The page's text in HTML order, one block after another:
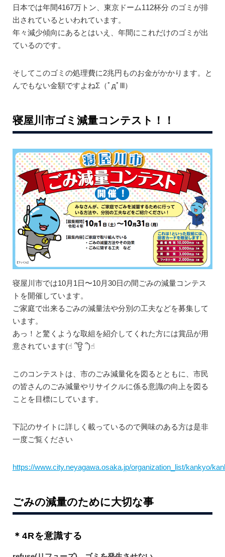
日本では年間4167万トン、東京ドーム112杯分 のゴミが排
出されているといわれています。
年々減少傾向にあるとはいえ、年間にこれだけのゴミが出
ているのです。
そしてこのゴミの処理費に2兆円ものお金がかかります。と
んでもない金額ですよねΣ（ﾟдﾟlll）
寝屋川市ゴミ減量コンテスト！！
寝屋川市では10月1日〜10月30日の間ごみの減量コンテス
トを開催しています。
ご家庭で出来るごみの減量法や分別の工夫などを募集して
います。
あっ！と驚くような取組を紹介してくれた方には賞品が用
意されています(☝︎ ՞ਊ ՞)☝︎
このコンテストは、市のごみ減量化を図るとともに、市民
の皆さんのごみ減量やリサイクルに係る意識の向上を図る
ことを目標にしています。
下記のサイトに詳しく載っているので興味のある方は是非
一度ご覧ください
https://www.city.neyagawa.osaka.jp/organization_list/kankyo/
ごみの減量のために大切な事
＊4Rを意識する